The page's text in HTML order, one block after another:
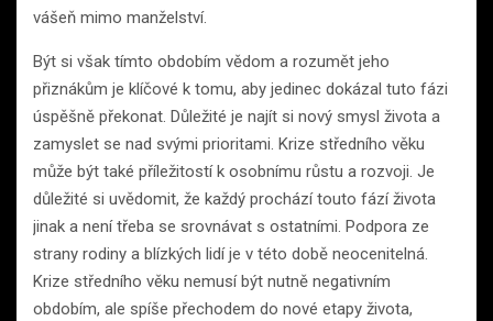
vášeň mimo manželství.
Být si však tímto obdobím vědom a rozumět jeho
přiznákům je klíčové k tomu, aby jedinec dokázal tuto fázi
úspěšně překonat. Důležité je najít si nový smysl života a
zamyslet se nad svými prioritami. Krize středního věku
může být také příležitostí k osobnímu růstu a rozvoji. Je
důležité si uvědomit, že každý prochází touto fází života
jinak a není třeba se srovnávat s ostatními. Podpora ze
strany rodiny a blízkých lidí je v této době neocenitelná.
Krize středního věku nemusí být nutně negativním
obdobím, ale spíše přechodem do nové etapy života,